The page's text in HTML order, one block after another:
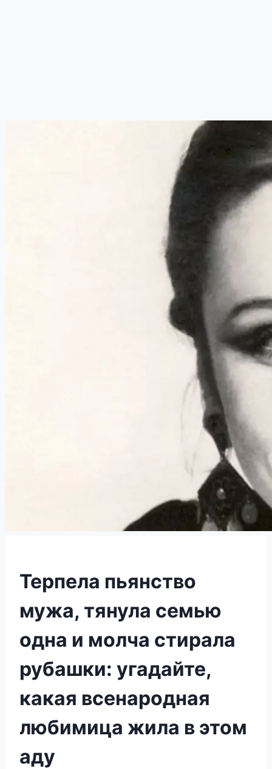
Терпела пьянство
мужа, тянула семью
одна и молча стирала
рубашки: угадайте,
какая всенародная
любимица жила в этом
аду